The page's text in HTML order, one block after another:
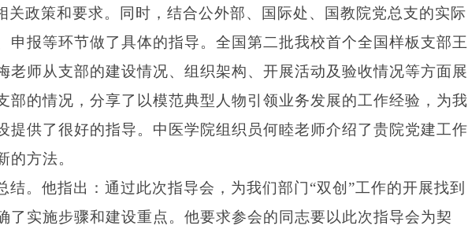
关政策和要求。同时，结合公外部、国际处、国教院党总支的实际
申报等环节做了具体的指导。全国第二批我校首个全国样板支部王
老师从支部的建设情况、组织架构、开展活动及验收情况等方面展
部的情况，分享了以模范典型人物引领业务发展的工作经验，为我
提供了很好的指导。中医学院组织员何睦老师介绍了贵院党建工作
的方法。
结。他指出：通过此次指导会，为我们部门 “双创”工作的开展找到
了实施步骤和建设重点。他要求参会的同志要以此次指导会为契